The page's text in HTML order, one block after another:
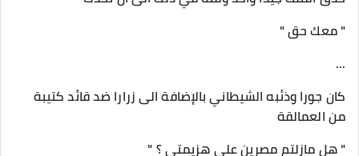
" معك حق "
...
كان جورا وذئبه الشيطاني بالإضافة الى زرارا ضد قائد كتيبة
من العمالقة
" هل مازلتم مصرين على هزيمتي ؟ "